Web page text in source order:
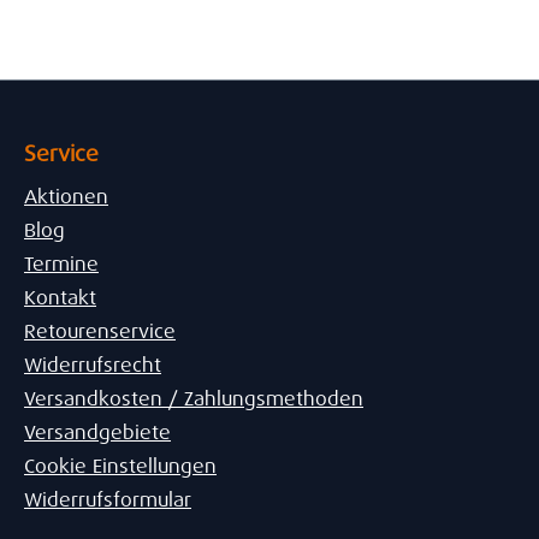
Service
Aktionen
Blog
Termine
Kontakt
Retourenservice
Widerrufsrecht
Versandkosten / Zahlungsmethoden
Versandgebiete
Cookie Einstellungen
Widerrufsformular